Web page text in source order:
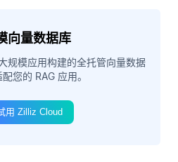
向量数据库
规模应用构建的全托管向量数据
您的 RAG 应用。
用 Zilliz Cloud